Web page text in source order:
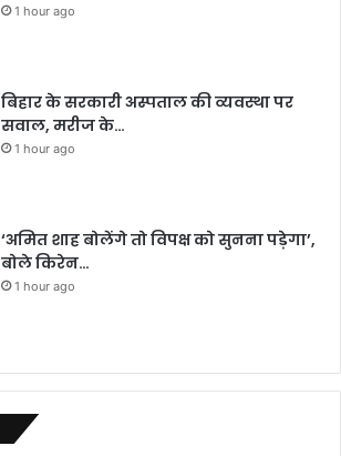
1 hour ago
बिहार के सरकारी अस्पताल की व्यवस्था पर
सवाल, मरीज के…
1 hour ago
‘अमित शाह बोलेंगे तो विपक्ष को सुनना पड़ेगा’,
बोले किरेन…
1 hour ago